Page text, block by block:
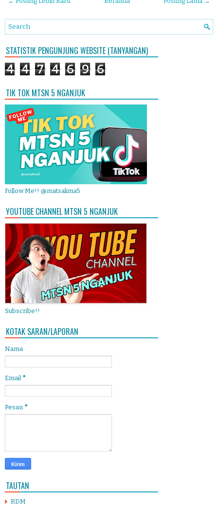
STATISTIK PENGUNJUNG WEBSITE (TANYANGAN)
4 4 7 4 6 9 6
TIK TOK MTSN 5 NGANJUK
Follow Me!! @matsalima5
YOUTUBE CHANNEL MTSN 5 NGANJUK
Subscribe!!
KOTAK SARAN/LAPORAN
Nama
Email *
Pesan *
TAUTAN
RDM